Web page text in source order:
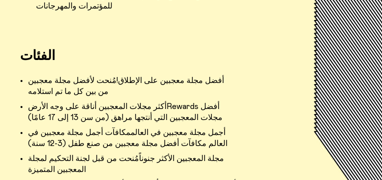
للمؤتمرات والمهرجانات
الفئات
أفضل مجلة معجبين على الإطلاق!مُنحت لأفضل مجلة معجبين
من بين كل ما تم استلامه
أكثر مجلات المعجبين أناقة على وجه الأرضRewards أفضل
مجلات المعجبين التي أنتجها مراهق (من سن 13 إلى 17 عامًا)
أجمل مجلة معجبين في العالممكافآت أجمل مجلة معجبين في
العالم مكافآت أفضل مجلة معجبين من صنع طفل (3-12 سنة)
مجلة المعجبين الأكثر جنوناًمُنحت من قبل لجنة التحكيم لمجلة
المعجبين المتميزة